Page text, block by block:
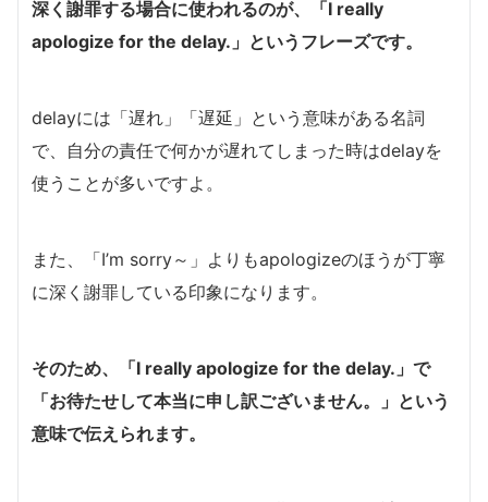
深く謝罪する場合に使われるのが、「I really
apologize for the delay.」というフレーズです。
delayには「遅れ」「遅延」という意味がある名詞
で、自分の責任で何かが遅れてしまった時はdelayを
使うことが多いですよ。
また、「I’m sorry～」よりもapologizeのほうが丁寧
に深く謝罪している印象になります。
そのため、「I really apologize for the delay.」で
「お待たせして本当に申し訳ございません。」という
意味で伝えられます。